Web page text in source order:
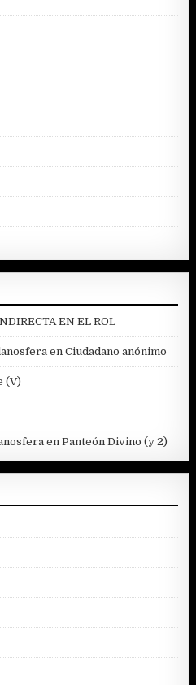
EN EL ROL
enCiudadano anónimo
(V)
enPanteón Divino (y 2)